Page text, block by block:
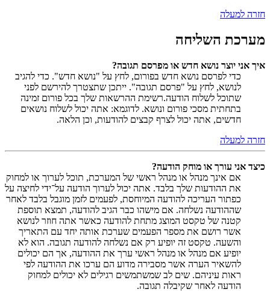
חזרה למעלה
מערכת השליחה
איך אני יוצר נושא חדש או מפרסם תגובה?
כדי לפרסם נושא חדש בפורום, לחץ על "נושא חדש". כדי להגיב
לנושא, לחץ על "פרסם תגובה". ייתכן שתצטרך להירשם לפני
שתוכל לשלוח הודעה.רשימת ההרשאות שלך בכל פורום זמינה
בתחתית מסכי פורום ונושא. לדוגמא: אתה יכול לשלוח נושאים
חדשים, אתה יכול לצרף קבצים להודעות, וכן הלאה.
חזרה למעלה
כיצד אני עורך או מוחק הודעה?
אם אינך מנהל או מנהל ראשי של המערכת, תוכל לערוך או למחוק
את ההודעות שלך בלבד. אתה יכול לערוך הודעה על־ידי לחיצה על
כפתור העריכה להודעה המיוחסת, לפעמים לזמן מוגבל בלבד לאחר
שההודעה נשלחה. אם מישהו כבר הגיב להודעה, תמצא תוספת
קטנה של טקסט המוצג מתחת להודעה כאשר אתה חוזר לנושא
אשר רושם את מספר הפעמים שערכת אותה יחד עם התאריך
והשעה. טקסט זה יופיע רק אם נשלחה להודעה תגובה. הוא לא
יופיע אם מנהל או מנהל ראשי ערך את ההודעה, אך הם יכולים
להשאיר הערה אשר מסבירה מדוע הם ערכו את ההודעה לפי
ראות עיניהם. שים לב שמשתמשים רגילים לא יכולים למחוק
הודעה לאחר שקיבלה תגובה.